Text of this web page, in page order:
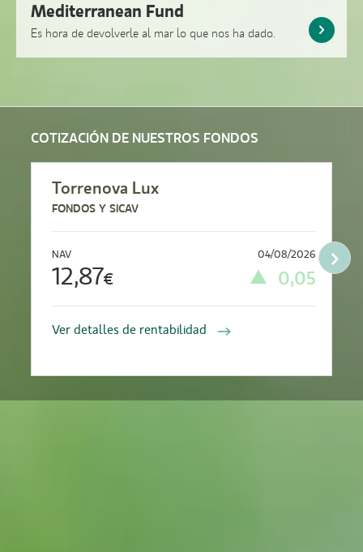
Mediterranean Fund
Es hora de devolverle al mar lo que nos ha dado.
COTIZACIÓN DE NUESTROS FONDOS
Torrenova Lux
FONDOS Y SICAV
NAV
12,87€
04/08/2026
0,05
Ver detalles de rentabilidad
›